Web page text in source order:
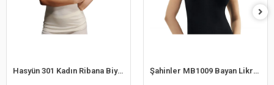
Hasyün 301 Kadın Ribana Biyeli Yün İp Askılı Atlet Şahinler MB1009 Bayan Likralı Balıkcı Yaka Atlet